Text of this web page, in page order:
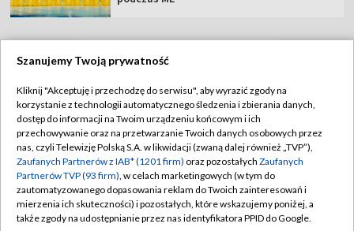
Abonament TVP
Sklep TVP
Biuro Reklamy
Oferta Handlowa
Telegazeta ogłoszenia
Regulamin TVP
Polityka prywatności
Moje zgody
Biuro reklamy
Kontakt
Szanujemy Twoją prywatność
Kliknij "Akceptuję i przechodzę do serwisu", aby wyrazić zgody na
korzystanie z technologii automatycznego śledzenia i zbierania danych,
dostęp do informacji na Twoim urządzeniu końcowym i ich
przechowywanie oraz na przetwarzanie Twoich danych osobowych przez
nas, czyli Telewizję Polską S.A. w likwidacji (zwaną dalej również „TVP”),
Zaufanych Partnerów z IAB* (1201 firm) oraz pozostałych Zaufanych
Partnerów TVP (93 firm), w celach marketingowych (w tym do
zautomatyzowanego dopasowania reklam do Twoich zainteresowań i
mierzenia ich skuteczności) i pozostałych, które wskazujemy poniżej, a
także zgody na udostępnianie przez nas identyfikatora PPID do Google.